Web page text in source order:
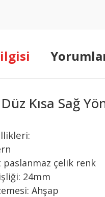
Kısa Sağ
paslanmaz çelik renk
24mm
Ahşap